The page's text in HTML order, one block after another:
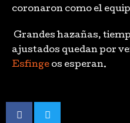
coronaron como el
Grandes hazañas,
ajustados quedan por
Esfinge os esperan.